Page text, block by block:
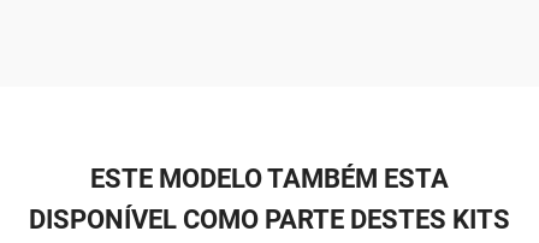
ESTE MODELO TAMBÉM ESTA
DISPONÍVEL COMO PARTE DESTES KITS